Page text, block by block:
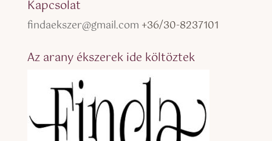
Kapcsolat
findaekszer@gmail.com +36/30-8237101
Az arany ékszerek ide költöztek